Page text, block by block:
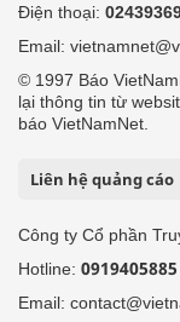
Điện thoại:
Email:
© 1997 Báo
lại thông tin từ
báo VietNamNet.
Liên hệ quảng cáo
Công ty Cổ phần
Hotline:
Email: